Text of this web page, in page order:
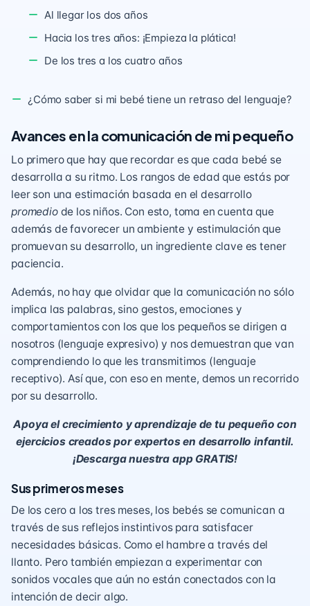
Al llegar los dos años
Hacia los tres años: ¡Empieza la plática!
De los tres a los cuatro años
¿Cómo saber si mi bebé tiene un retraso del lenguaje?
Avances en la comunicación de mi pequeño
Lo primero que hay que recordar es que cada bebé se
desarrolla a su ritmo. Los rangos de edad que estás por
leer son una estimación basada en el desarrollo
promediode los niños. Con esto, toma en cuenta que
además de favorecer un ambiente y estimulación que
promuevan su desarrollo, un ingrediente clave es tener
paciencia.
Además, no hay que olvidar que la comunicación no sólo
implica las palabras, sino gestos, emociones y
comportamientos con los que los pequeños se dirigen a
nosotros (lenguaje expresivo) y nos demuestran que van
comprendiendo lo que les transmitimos (lenguaje
receptivo). Así que, con eso en mente, demos un recorrido
por su desarrollo.
Apoya el crecimiento y aprendizaje de tu pequeño con
ejercicios creados por expertos en desarrollo infantil.
¡Descarga nuestra app GRATIS!
Sus primeros meses
De los cero a los tres meses, los bebés se comunican a
través de sus reflejos instintivospara satisfacer
necesidades básicas. Como el hambre a través del
llanto. Pero también empiezan a experimentar con
sonidos vocales que aún no están conectados con la
intención de decir algo.